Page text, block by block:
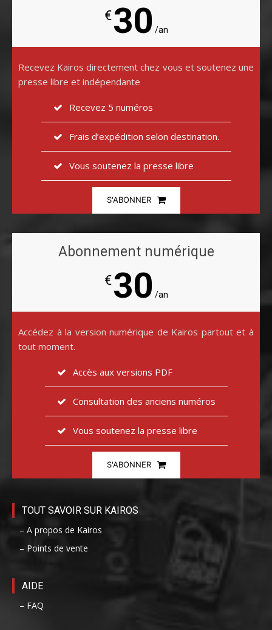
€30 /an
Recevez Kairos directement chez vous et soutenez une
presse libre et indépendante
Recevez 5 numéros
Frais d’expédition selon destination.
Vous soutenez la presse libre
S'ABONNER
Abonnement numérique
€30 /an
Accédez à la version numérique de Kairos partout et à
tout moment.
Accès aux versions PDF
Consultation des anciens numéros
Vous soutenez la presse libre
S'ABONNER
TOUT SAVOIR SUR KAIROS
– A propos de Kairos
– Points de vente
AIDE
– FAQ